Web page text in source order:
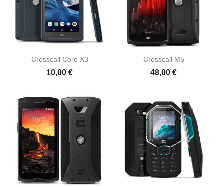
Crosscall Core X3
10,00 €
Crosscall M5
48,00 €